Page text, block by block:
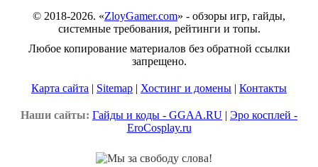
© 2018-2026. «ZloyGamer.com» - обзоры игр, гайды,
системные требования, рейтинги и топы.
Любое копирование материалов без обратной ссылки
запрещено.
Карта сайта | Sitemap | Хостинг и домены | Контакты
Наши сайты: Гайды и коды - GGAA.RU | Эро косплей -
EroCosplay.ru